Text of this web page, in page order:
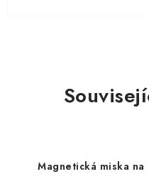
Magnetická miska na